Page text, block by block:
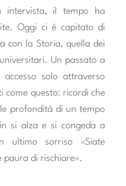
intervista, il tempo ha
Oggi ci è capitato di
con la Storia, quella dei
Un passato a
solo attraverso
come questo: ricordi che
profondità di un tempo
si alza e si congeda a
ultimo sorriso «Siate
paura di rischiare».